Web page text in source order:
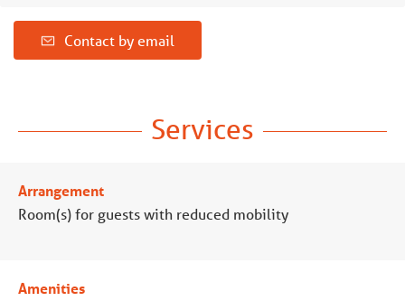
Contact by email
Services
Arrangement
Room(s) for guests with reduced mobility
Amenities